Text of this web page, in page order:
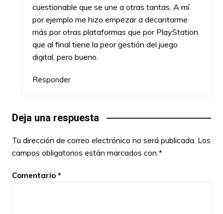
cuestionable que se une a otras tantas. A mí
por ejemplo me hizo empezar a decantarme
más por otras plataformas que por PlayStation,
que al final tiene la peor gestión del juego
digital, pero bueno.
Responder
Deja una respuesta
Tu dirección de correo electrónico no será publicada. Los
campos obligatorios están marcados con *
Comentario *